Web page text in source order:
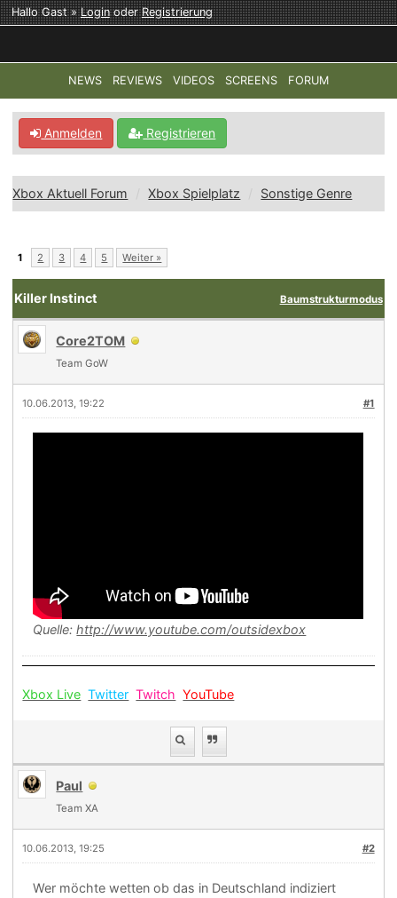
Hallo Gast »LoginoderRegistrierung
NEWS REVIEWS VIDEOS SCREENS FORUM
TOP-THEMEN: COD: MODERN WARFARE 4 HALO:
Anmelden Registrieren
Xbox Aktuell Forum Xbox Spielplatz Sonstige Genre
1 2 3 4 5 Weiter »
Baumstrukturmodus
Killer Instinct
Core2TOM
Team GoW
#1
10.06.2013, 19:22
Quelle:http://www.youtube.com/outsidexbox
Xbox Live Twitter Twitch YouTube
Paul
Team XA
#2
10.06.2013, 19:25
Wer möchte wetten ob das in Deutschland indiziert